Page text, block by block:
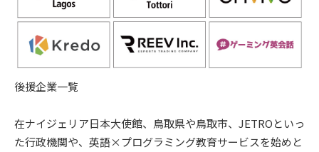
後援企業一覧
在ナイジェリア日本大使館、鳥取県や鳥取市、JETROといっ
た行政機関や、英語×プログラミング教育サービスを始めと